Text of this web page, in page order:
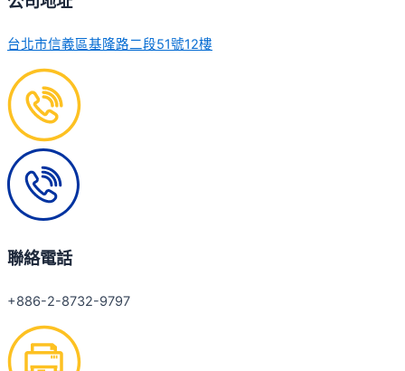
台北市信義區基隆路二段51號12樓
聯絡電話
+886-2-8732-9797